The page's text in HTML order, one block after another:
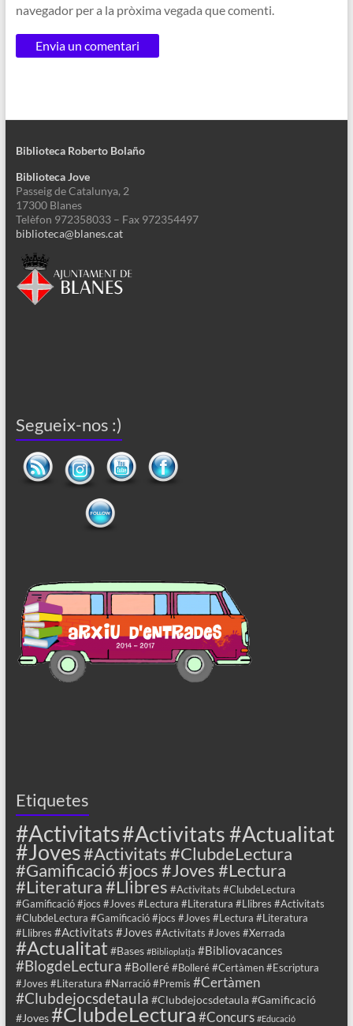
navegador per a la pròxima vegada que comenti.
Biblioteca Roberto Bolaño
Biblioteca Jove
Passeig de Catalunya, 2
17300 Blanes
Telèfon 972358033 – Fax 972354497
biblioteca@blanes.cat
Segueix-nos :)
Etiquetes
#Activitats#Activitats #Actualitat
#Joves#Activitats #ClubdeLectura
#Gamificació #jocs #Joves #Lectura
#Literatura #Llibres #Activitats #ClubdeLectura
#Gamificació #jocs #Joves #Lectura #Literatura #Llibres #Activitats
#ClubdeLectura #Gamificació #jocs #Joves #Lectura #Literatura
#Llibres #Activitats #Joves #Activitats #Joves #Xerrada
#Actualitat #Bases #Biblioplatja #Bibliovacances
#BlogdeLectura #Bolleré #Bolleré #Certàmen #Escriptura
#Joves #Literatura #Narració #Premis #Certàmen
#Clubdejocsdetaula #Clubdejocsdetaula #Gamificació
#Joves#ClubdeLectura#Concurs #Educació